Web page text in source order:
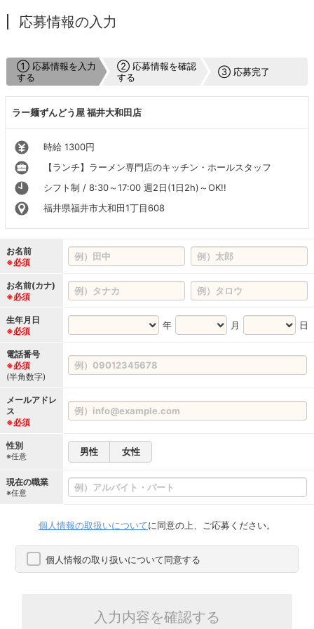
応募情報の入力
① 応募情報を入力
する
② 応募情報を確認
する
③ 応募完了
ラー麺ずんどう屋 福井大和田店
時給 1300円
【ランチ】ラーメン専門店のキッチン・ホールスタッフ
シフト制 / 8:30～17:00 週2日(1日2h)～OK!!
福井県福井市大和田1丁目608
お名前
※必須
お名前(カナ)
※必須
生年月日
※必須
年 月 日
電話番号
※必須
(半角数字)
メールアドレ
ス
※必須
性別
※任意 男性 女性
現在の職業
※任意
個人情報の取扱いについてに同意の上、ご応募ください。
個人情報の取り扱いについて同意する
入力内容を確認する